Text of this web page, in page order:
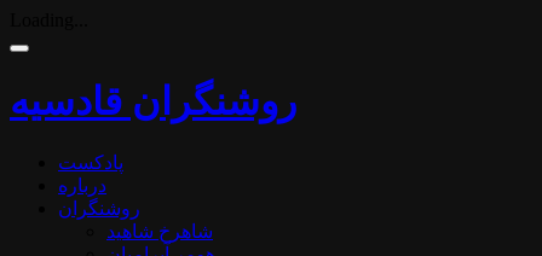
روشنگران قادسیه
پادکست
درباره
روشنگران
شاهرخ شاهید